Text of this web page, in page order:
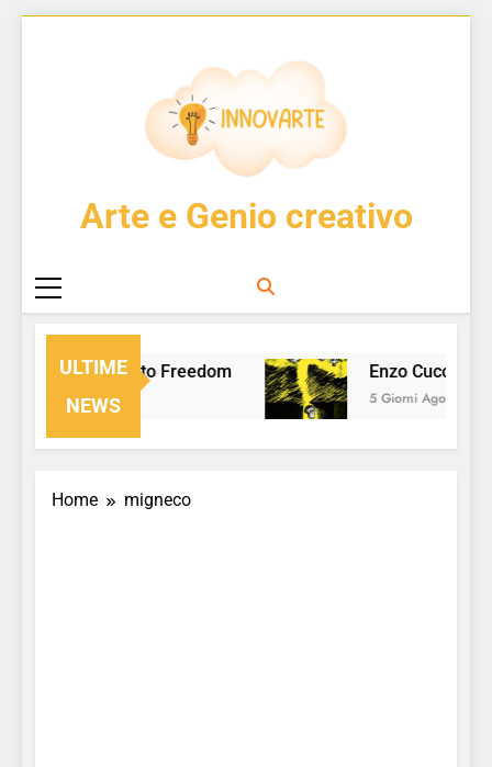
InnovArte
Arte e Genio creativo
ULTIME
NEWS
From Chaos to Freedom
2 Giorni Ago
Enzo Cucchi vs
5 Giorni Ago
Home migneco